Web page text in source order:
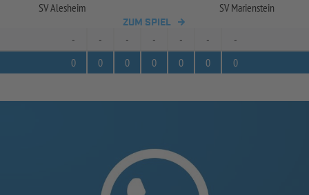
SV Alesheim SV Marienstein
ZUM SPIEL
- - - - - -
-
0
0 0 0 0 0 0